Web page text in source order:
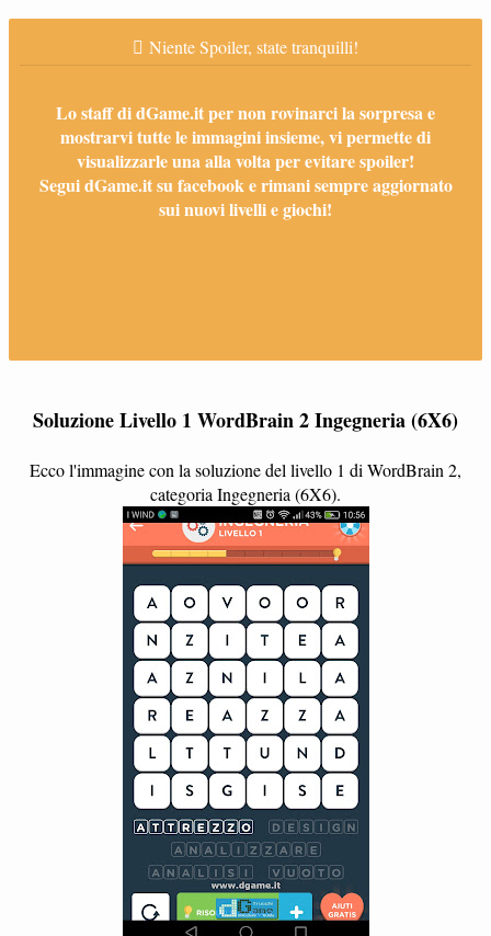
Niente Spoiler, state tranquilli!
Lo staff di dGame.it per non rovinarci la sorpresa e
mostrarvi tutte le immagini insieme, vi permette di
visualizzarle una alla volta per evitare spoiler!
Segui dGame.it su facebook e rimani sempre aggiornato
sui nuovi livelli e giochi!
Soluzione Livello 1 WordBrain 2 Ingegneria (6X6)
Ecco l'immagine con la soluzione del livello 1 di WordBrain 2,
categoria Ingegneria (6X6).